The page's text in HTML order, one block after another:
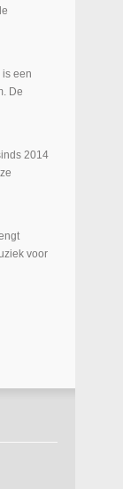
is een
De
2014
voor